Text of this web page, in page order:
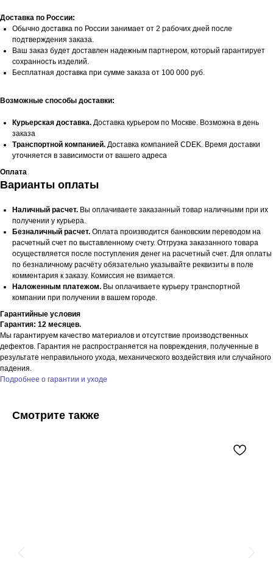
Доставка по России:
Обычно доставка по России занимает от 2 рабочих дней после
подтверждения заказа.
Ваш заказ будет доставлен надежным партнером, который гарантирует
сохранность изделий.
Бесплатная доставка при сумме заказа от 100 000 руб.
Возможные способы доставки:
Курьерская доставка. Доставка курьером по Москве. Возможна в день
заказа
Транспортной компанией. Доставка компанией CDEK. Время доставки
уточняется в зависимости от вашего адреса
Оплата
Варианты оплаты
Наличный расчет. Вы оплачиваете заказанный товар наличными при их
получении у курьера.
Безналичный расчет. Оплата производится банковским переводом на
расчетный счет по выставленному счету. Отгрузка заказанного товара
осуществляется после поступления денег на расчетный счет. Для оплаты
по безналичному расчёту обязательно указывайте реквизиты в поле
комментария к заказу. Комиссия не взимается.
Наложенным платежом. Вы оплачиваете курьеру транспортной
компании при получении в вашем городе.
Гарантийные условия
Гарантия: 12 месяцев.
Мы гарантируем качество материалов и отсутствие производственных
дефектов. Гарантия не распространяется на повреждения, полученные в
результате неправильного ухода, механического воздействия или случайного
падения.
Подробнее о гарантии и уходе
Смотрите также